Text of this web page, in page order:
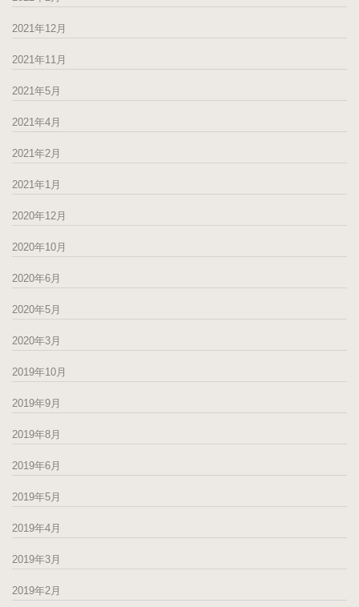
2021年12月
2021年11月
2021年5月
2021年4月
2021年2月
2021年1月
2020年12月
2020年10月
2020年6月
2020年5月
2020年3月
2019年10月
2019年9月
2019年8月
2019年6月
2019年5月
2019年4月
2019年3月
2019年2月